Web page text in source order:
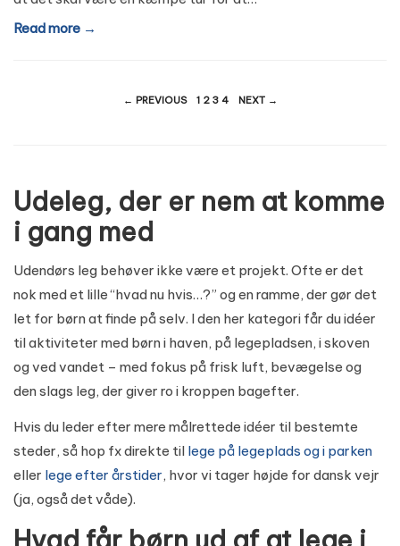
Read more →
Indlægsinddeling
← PREVIOUS 1 2 3 4 NEXT →
Udeleg, der er nem at komme
i gang med
Udendørs leg behøver ikke være et projekt. Ofte er det
nok med et lille “hvad nu hvis…?” og en ramme, der gør det
let for børn at finde på selv. I den her kategori får du idéer
til aktiviteter med børn i haven, på legepladsen, i skoven
og ved vandet – med fokus på frisk luft, bevægelse og
den slags leg, der giver ro i kroppen bagefter.
Hvis du leder efter mere målrettede idéer til bestemte
steder, så hop fx direkte til lege på legeplads og i parken
eller lege efter årstider, hvor vi tager højde for dansk vejr
(ja, også det våde).